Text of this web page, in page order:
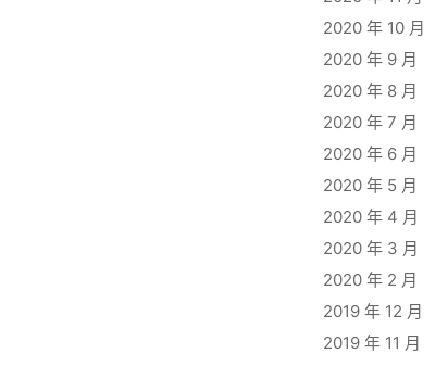
2020 年 10 月
2020 年 9 月
2020 年 8 月
2020 年 7 月
2020 年 6 月
2020 年 5 月
2020 年 4 月
2020 年 3 月
2020 年 2 月
2019 年 12 月
2019 年 11 月